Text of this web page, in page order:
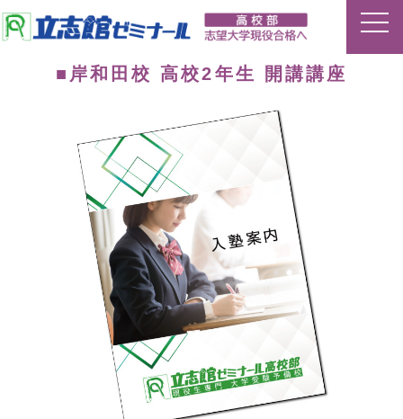
ホーム
特長
夏期講習
平常授業
イベント
合格実績
講師ブログ
■岸和田校 高校2年生 開講講座